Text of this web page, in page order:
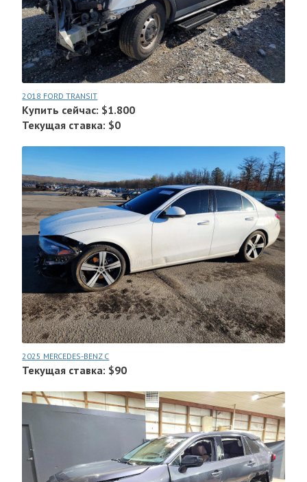
2018 FORD TRANSIT
Купить сейчас: $1.800
Текущая ставка: $0
2025 MERCEDES-BENZ C
Текущая ставка: $90